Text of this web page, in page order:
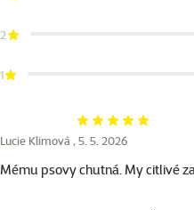
2
1
Hodnocení 100%
Lucie Klimová , 5. 5. 2026
Mému psovy chutná. My citlivé